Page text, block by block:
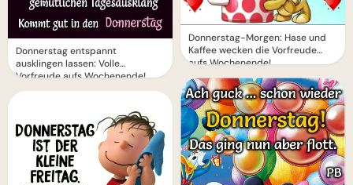
Donnerstag entspannt
ausklingen lassen: Volle
Vorfreude aufs Wochenende!
Donnerstag-Morgen: Hase und
Kaffee wecken die Vorfreude
aufs Wochenende!